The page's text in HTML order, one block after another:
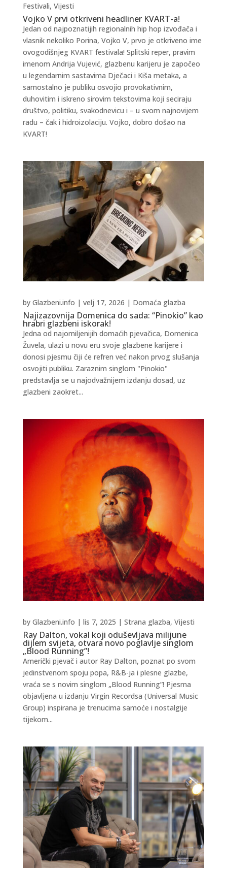
Vojko V prvi otkriveni headliner KVART-a!
Festivali, Vijesti
Jedan od najpoznatijih regionalnih hip hop izvođača i
vlasnik nekoliko Porina, Vojko V, prvo je otkriveno ime
ovogodišnjeg KVART festivala! Splitski reper, pravim
imenom Andrija Vujević, glazbenu karijeru je započeo
u legendarnim sastavima Dječaci i Kiša metaka, a
samostalno je publiku osvojio provokativnim,
duhovitim i iskreno sirovim tekstovima koji seciraju
društvo, politiku, svakodnevicu i – u svom najnovijem
radu – čak i hidroizolaciju. Vojko, dobro došao na
KVART!
Najizazovnija Domenica do sada: “Pinokio” kao
hrabri glazbeni iskorak!
by Glazbeni.info | velj 17, 2026 | Domaća glazba
Jedna od najomiljenijih domaćih pjevačica, Domenica
Žuvela, ulazi u novu eru svoje glazbene karijere i
donosi pjesmu čiji će refren već nakon prvog slušanja
osvojiti publiku. Zaraznim singlom "Pinokio"
predstavlja se u najodvažnijem izdanju dosad, uz
glazbeni zaokret...
Ray Dalton, vokal koji oduševljava milijune
dijlem svijeta, otvara novo poglavlje singlom
„Blood Running”!
by Glazbeni.info | lis 7, 2025 | Strana glazba, Vijesti
Američki pjevač i autor Ray Dalton, poznat po svom
jedinstvenom spoju popa, R&B-ja i plesne glazbe,
vraća se s novim singlom „Blood Running”! Pjesma
objavljena u izdanju Virgin Recordsa (Universal Music
Group) inspirana je trenucima samoće i nostalgije
tijekom...